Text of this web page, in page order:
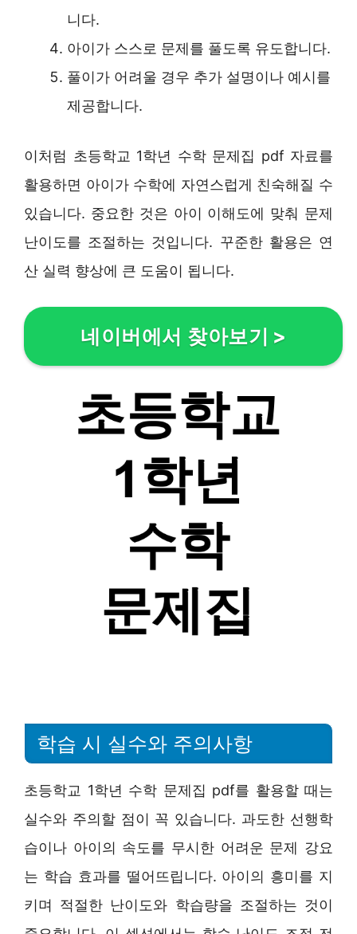
니다.
아이가 스스로 문제를 풀도록 유도합니다.
풀이가 어려울 경우 추가 설명이나 예시를
제공합니다.
이처럼 초등학교 1학년 수학 문제집 pdf 자료를
활용하면 아이가 수학에 자연스럽게 친숙해질 수
있습니다. 중요한 것은 아이 이해도에 맞춰 문제
난이도를 조절하는 것입니다. 꾸준한 활용은 연
산 실력 향상에 큰 도움이 됩니다.
네이버에서 찾아보기 >
학습 시 실수와 주의사항
초등학교 1학년 수학 문제집 pdf를 활용할 때는
실수와 주의할 점이 꼭 있습니다. 과도한 선행학
습이나 아이의 속도를 무시한 어려운 문제 강요
는 학습 효과를 떨어뜨립니다. 아이의 흥미를 지
키며 적절한 난이도와 학습량을 조절하는 것이